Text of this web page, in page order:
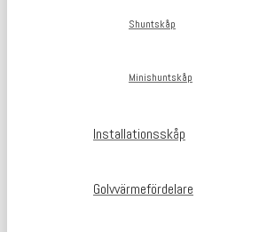
Shuntskåp
Minishuntskåp
Installationsskåp
Golvvärmefördelare